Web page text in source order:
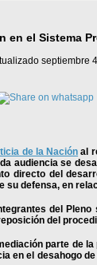
el Sistema
septiembre
de la Nación al
audiencia se
directo del
defensa, en
del
del
parte de
en el desahogo